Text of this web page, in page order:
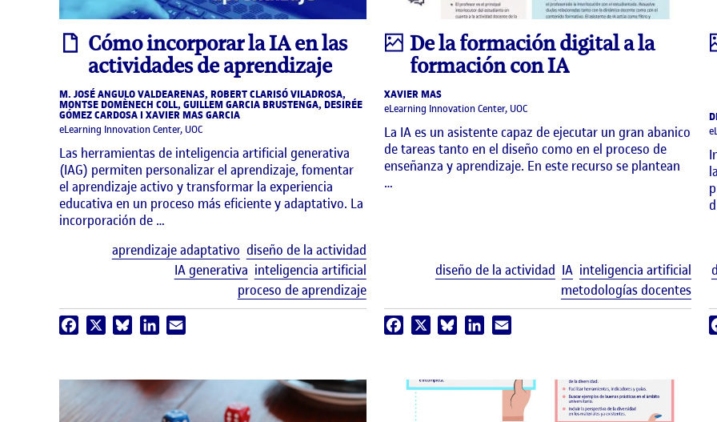
informe
Cómo incorporar la IA en las
actividades de aprendizaje
M. JOSÉ ANGULO VALDEARENAS, ROBERT CLARISÓ VILADROSA,
MONTSE DOMÈNECH COLL, GUILLEM GARCIA BRUSTENGA, DESIRÉE
GÓMEZ CARDOSA I XAVIER MAS GARCIA
eLearning Innovation Center, UOC
Las herramientas de inteligencia artificial generativa
(IAG) permiten personalizar el aprendizaje, fomentar
el aprendizaje activo y transformar la experiencia
educativa en un proceso más eficiente y adaptativo. La
incorporación de …
Etiquetas
aprendizaje adaptativo diseño de la actividad
IA generativa inteligencia artificial
proceso de aprendizaje
Facebook BlueskyLinkedIn
Infografía
De la formación digital a la
formación con IA
XAVIER MAS
eLearning Innovation Center, UOC
La IA es un asistente capaz de ejecutar un gran abanico
de tareas tanto en el diseño como en el proceso de
enseñanza y aprendizaje. En este recurso se plantean
…
diseño de la actividad IA inteligencia artificial
metodologías docentes
Facebook Bluesky LinkedIn